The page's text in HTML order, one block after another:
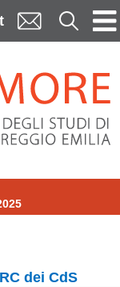
Cerca
dei CdS